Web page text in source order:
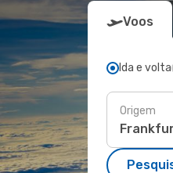
Voos
Ida e volta
Origem